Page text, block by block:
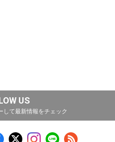
US
して最新情報をチェック